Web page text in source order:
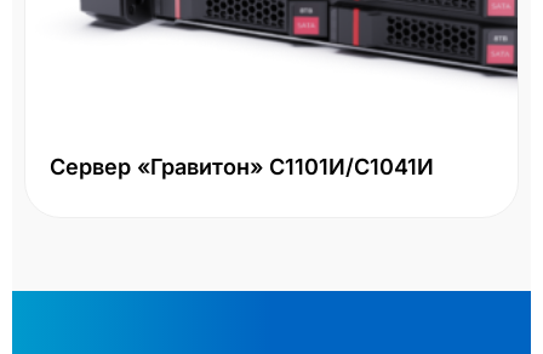
Сервер «Гравитон» С1101И/С1041И